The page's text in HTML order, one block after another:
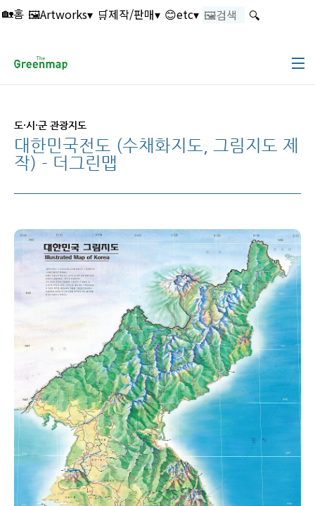
🏡홈 🖼️Artworks▾ 🛒제작/판매▾ 😊etc▾ 🔍
도·시·군 관광지도
대한민국전도 (수채화지도, 그림지도 제
작) - 더그린맵